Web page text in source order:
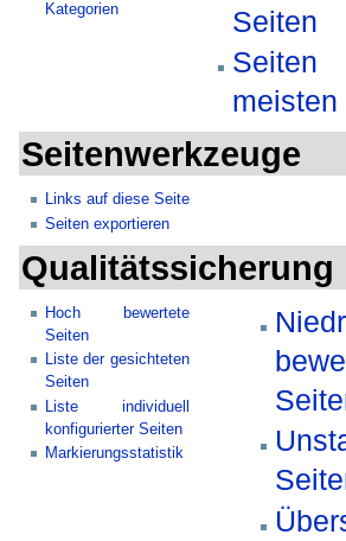
Kategorien
Seiten
meisten
Seitenwerkzeuge
Links auf diese Seite
Seiten exportieren
Qualitätssicherung
Hoch bewertete
Seiten
Liste der gesichteten
Seiten
Liste individuell
konfigurierter Seiten
Markierungsstatistik